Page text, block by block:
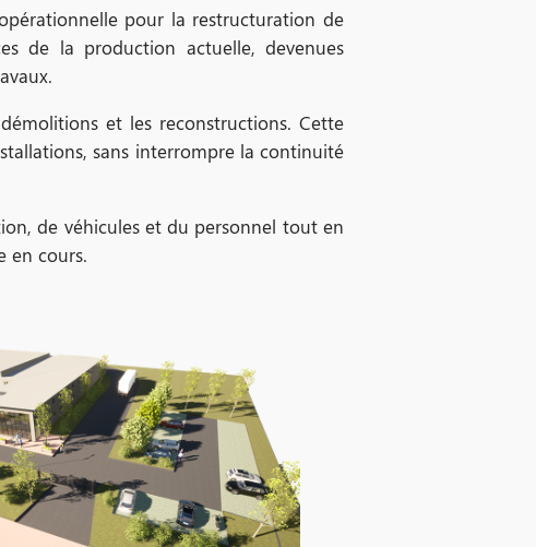
pour la restructuration de
de la production actuelle, devenues
et les reconstructions. Cette
sans interrompre la continuité
de véhicules et du personnel tout en
en cours.